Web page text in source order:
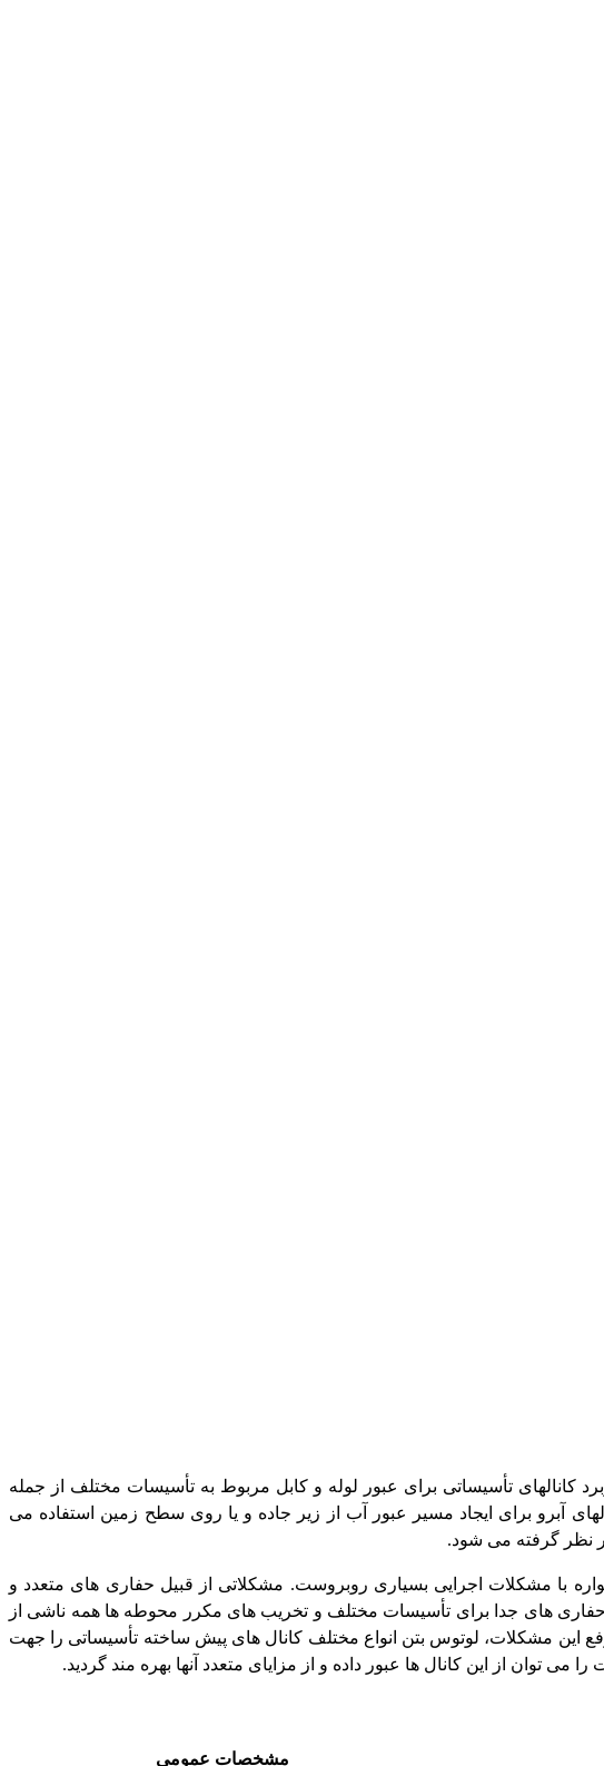
کانالهای تأسیساتی برای عبور لوله و کابل مربوط به تأسیسات مختلف از جمله
آبرو برای ایجاد مسیر عبور آب از زیر جاده و یا روی سطح زمین استفاده می
نظر گرفته می شود.
با مشکلات اجرایی بسیاری روبروست. مشکلاتی از قبیل حفاری های متعدد و
های جدا برای تأسیسات مختلف و تخریب های مکرر محوطه ها همه ناشی از
این مشکلات، لوتوس بتن انواع مختلف کانال های پیش ساخته تأسیساتی را جهت
توان از این کانال ها عبور داده و از مزایای متعدد آنها بهره مند گردید.
مشخصات عمومی